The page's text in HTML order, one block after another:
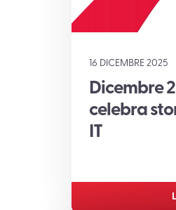
16 DICEMBRE 2025
Dicembre
celebra
IT